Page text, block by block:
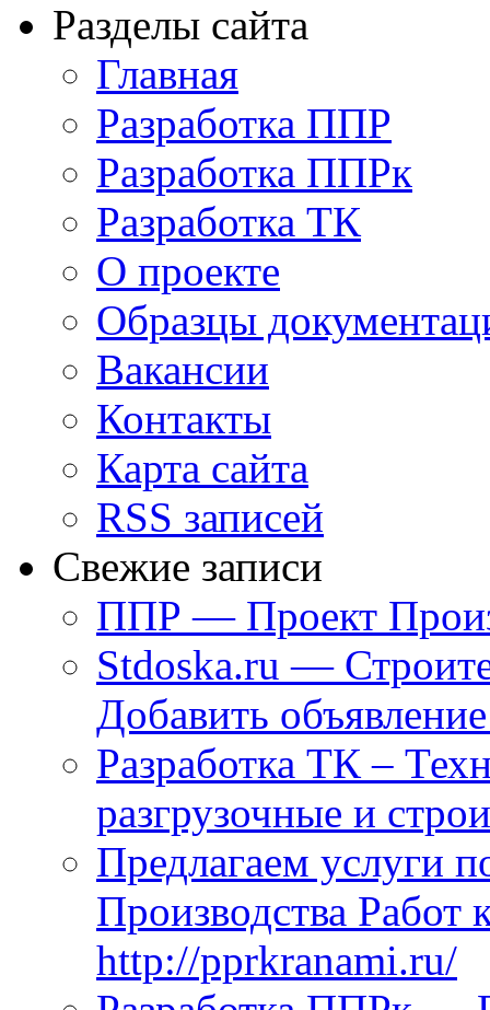
Разделы сайта
Главная
Разработка ППР
Разработка ППРк
Разработка ТК
О проекте
Образцы
Вакансии
Контакты
Карта сайта
RSS записей
Свежие записи
ППР — Проект
Stdoska.ru —
Добавить
Разработка ТК –
разгрузочные и
Предлагаем услуги
Производства Работ
http://pprkranami.ru/